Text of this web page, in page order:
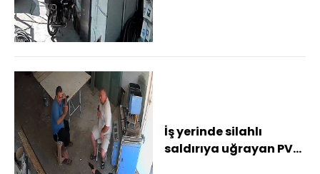
İş yerinde silahlı
saldırıya uğrayan PVC